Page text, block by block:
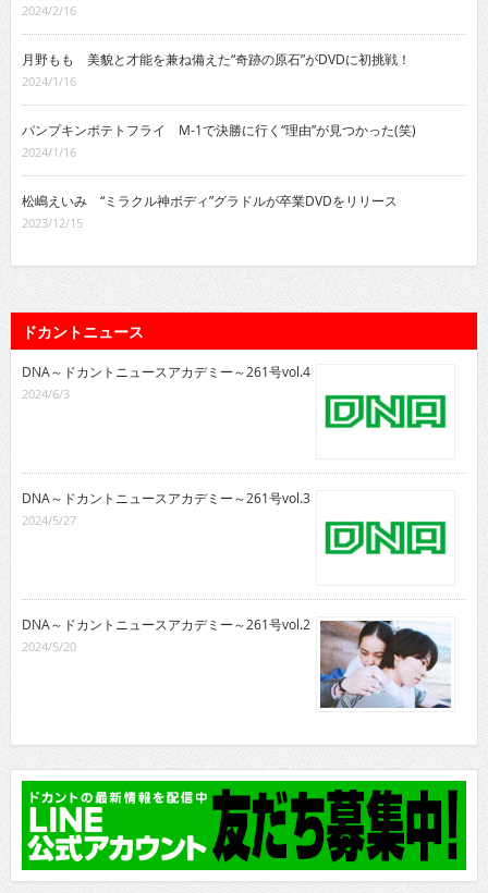
2024/2/16
月野もも 美貌と才能を兼ね備えた“奇跡の原石”がDVDに初挑戦！
2024/1/16
パンプキンポテトフライ M-1で決勝に行く“理由”が見つかった(笑)
2024/1/16
松嶋えいみ “ミラクル神ボディ”グラドルが卒業DVDをリリース
2023/12/15
ドカントニュース
DNA～ドカントニュースアカデミー～261号vol.4
2024/6/3
DNA～ドカントニュースアカデミー～261号vol.3
2024/5/27
DNA～ドカントニュースアカデミー～261号vol.2
2024/5/20